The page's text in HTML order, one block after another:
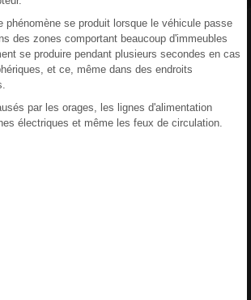
phénomène se produit lorsque le véhicule passe
des zones comportant beaucoup d'immeubles
se produire pendant plusieurs secondes en cas
et ce, même dans des endroits
par les orages, les lignes d'alimentation
électriques et même les feux de circulation.